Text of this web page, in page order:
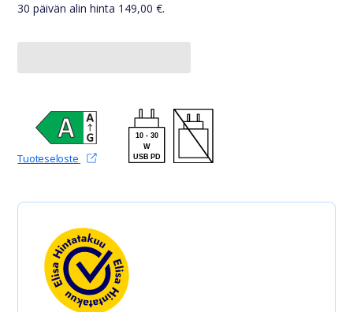
30 päivän alin hinta 149,00 €.
Tuoteseloste(avautuu uudessa välilehdessä)
10 -30
W
USB PD